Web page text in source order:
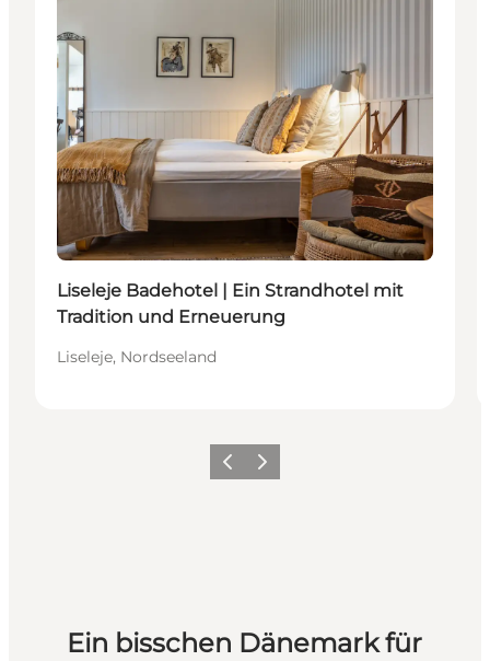
Liseleje Badehotel | Ein Strandhotel mit
Tradition und Erneuerung
Liseleje, Nordseeland
ZurückWeiter
Ein bisschen Dänemark für